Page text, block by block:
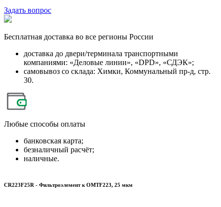
Задать вопрос
Бесплатная доставка во все регионы России
доставка до двери/терминала транспортными
компаниями: «Деловые линии», «DPD», «СДЭК»;
самовывоз со склада: Химки, Коммунальный пр-д, стр.
30.
Любые способы оплаты
банковская карта;
безналичный расчёт;
наличные.
CR223F25R - Фильтроэлемент к OMTF223, 25 мкм